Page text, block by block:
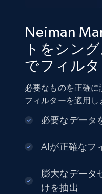
Shein- Products
Product name,
price, Currency, In
eCommerce
Neiman
トをシン
でフィル
必要なものを正確に
フィルターを適用し
必要なデータ
AIが正確なフ
膨大なデータ
けを抽出